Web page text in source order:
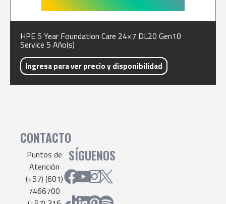
HPE 5 Year Foundation Care 24×7 DL20 Gen10
Service 5 Año(s)
Ingresa para ver precio y disponibilidad
CONTACTO
Puntos de
Atención
(+57) (601)
7466700
SÍGUENOS